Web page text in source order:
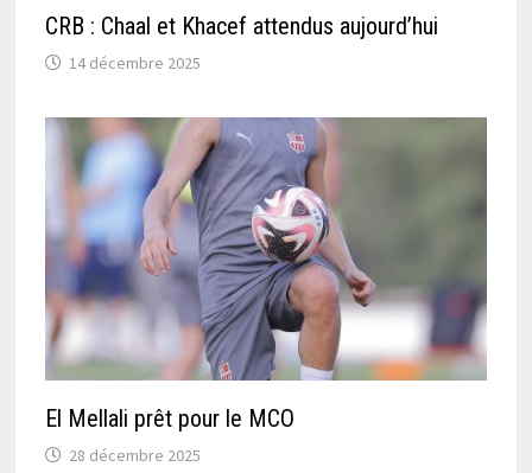
CRB : Chaal et Khacef attendus aujourd’hui
14 décembre 2025
El Mellali prêt pour le MCO
28 décembre 2025